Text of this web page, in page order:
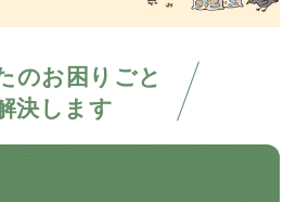
のお困りごと
決します